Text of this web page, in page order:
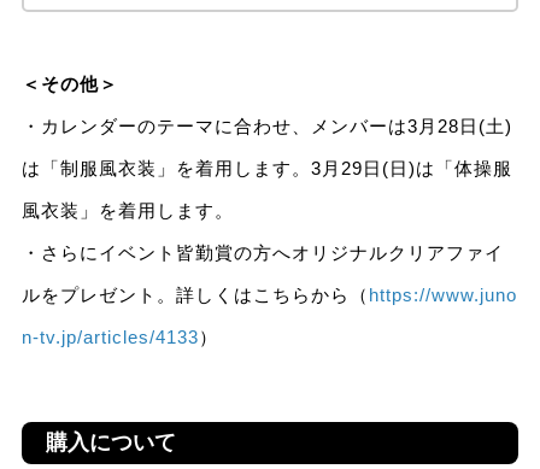
＜その他＞
・カレンダーのテーマに合わせ、メンバーは3月28日(土)
は「制服風衣装」を着用します。3月29日(日)は「体操服
風衣装」を着用します。
・さらにイベント皆勤賞の方へオリジナルクリアファイ
ルをプレゼント。詳しくはこちらから（ https://www.juno
n-tv.jp/articles/4133）
購入について